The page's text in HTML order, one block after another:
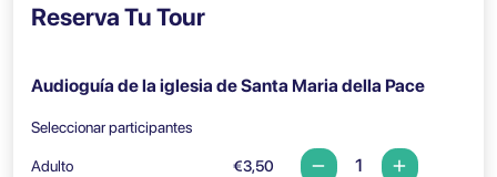
Reserva Tu Tour
Audioguía de la iglesia de Santa Maria della Pace
Seleccionar participantes
Adulto €3,50